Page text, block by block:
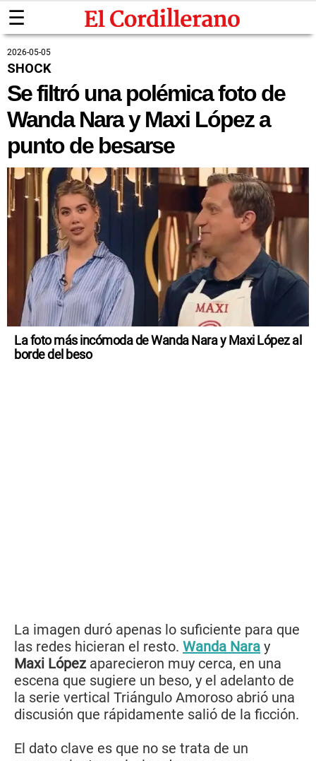
☰
2026-05-05
SHOCK
Se filtró una polémica foto de
Wanda Nara y Maxi López a
punto de besarse
La foto más incómoda de Wanda Nara y Maxi López al
borde del beso
La imagen duró apenas lo suficiente para que
las redes hicieran el resto. Wanda Nara y
Maxi López aparecieron muy cerca, en una
escena que sugiere un beso, y el adelanto de
la serie vertical Triángulo Amoroso abrió una
discusión que rápidamente salió de la ficción.
El dato clave es que no se trata de un